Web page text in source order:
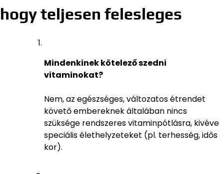
hogy teljesen felesleges
Mindenkinek kötelező szedni
vitaminokat?
Nem, az egészséges, változatos étrendet
követő embereknek általában nincs
szüksége rendszeres vitaminpótlásra, kivéve
speciális élethelyzeteket (pl. terhesség, idős
kor).